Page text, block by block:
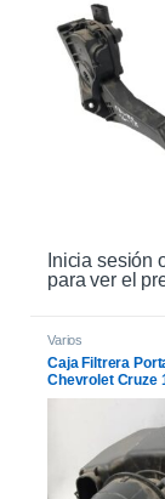
Inicia sesión
para ver el
Varios
Caja Filtrera
Chevrolet Cruze
19/21